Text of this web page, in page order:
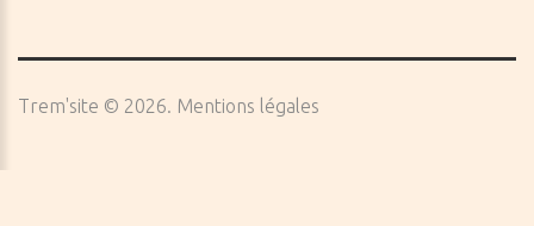
Trem'site © 2026 Mentions légales